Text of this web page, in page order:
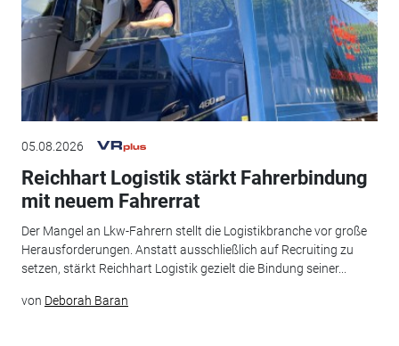
05.08.2026
Reichhart Logistik stärkt Fahrerbindung
mit neuem Fahrerrat
Der Mangel an Lkw-Fahrern stellt die Logistikbranche vor große
Herausforderungen. Anstatt ausschließlich auf Recruiting zu
setzen, stärkt Reichhart Logistik gezielt die Bindung seiner...
von Deborah Baran